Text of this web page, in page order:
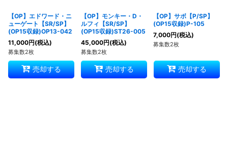
【OP】エドワード・ニ
ューゲート【SR/SP】
(OP15収録)OP13-042
11,000円(税込)
募集数2枚
売却する
【OP】モンキー・D・
ルフィ【SR/SP】
(OP15収録)ST26-005
45,000円(税込)
募集数2枚
売却する
【OP】サボ【P/SP】
(OP15収録)P-105
7,000円(税込)
募集数2枚
売却する